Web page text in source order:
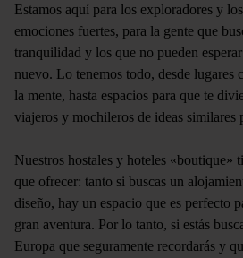
Estamos aquí para los exploradores y
emociones fuertes, para la gente que
tranquilidad y los que no pueden
nuevo. Lo tenemos todo, desde lugares
la mente, hasta espacios para que te
viajeros y mochileros de ideas similares
Nuestros hostales y hoteles «boutique»
que ofrecer: tanto si buscas un
diseño, hay un espacio que es perfecto
gran aventura. Por lo tanto, si estás
Europa que seguramente recordarás y